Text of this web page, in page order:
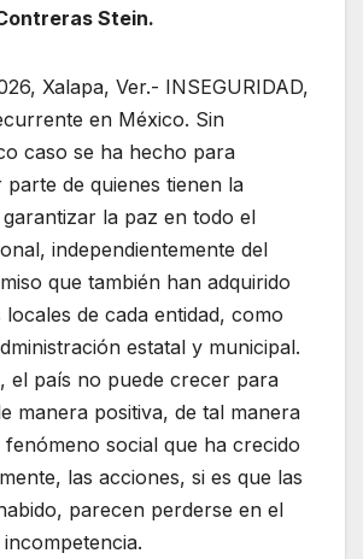
Stein.
Xalapa, Ver.- INSEGURIDAD,
en México. Sin
caso se ha hecho para
de quienes tienen la
la paz en todo el
independientemente del
que también han adquirido
de cada entidad, como
estatal y municipal.
el país no puede crecer para
manera positiva, de tal manera
fenómeno social que ha crecido
las acciones, si es que las
parecen perderse en el